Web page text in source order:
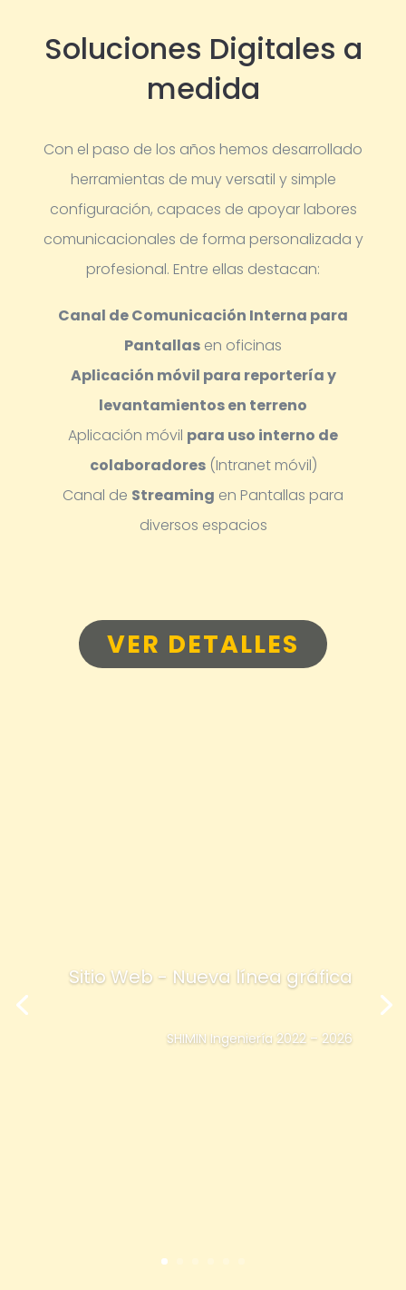
Soluciones Digitales a
medida
Con el paso de los años hemos desarrollado
herramientas de muy versatil y simple
configuración, capaces de apoyar labores
comunicacionales de forma personalizada y
profesional. Entre ellas destacan:
Canal de Comunicación Interna para
Pantallas en oficinas
Aplicación móvil para reportería y
levantamientos en terreno
Aplicación móvil para uso interno de
colaboradores(Intranet móvil)
Canal de Streaming en Pantallas para
diversos espacios
VER DETALLES
Sitio Web - Nueva línea gráfica
SHIMIN Ingeniería 2022 – 2026